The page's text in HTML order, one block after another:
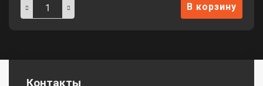
В корзину
Контакты